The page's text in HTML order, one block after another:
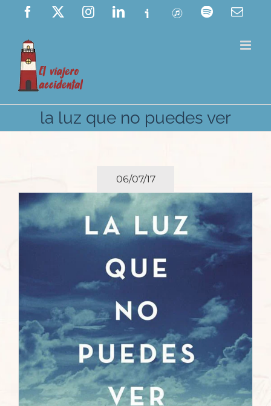
Saltar
contenido
Facebook InstagramLinkedIn
Ivoox ITunes Spotify
la luz que no puedes ver
06/07/17